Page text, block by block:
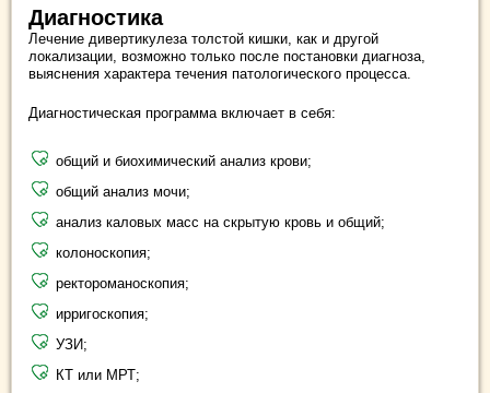
Диагностика
Лечение дивертикулеза толстой кишки, как и другой
локализации, возможно только после постановки диагноза,
выяснения характера течения патологического процесса.
Диагностическая программа включает в себя:
общий и биохимический анализ крови;
общий анализ мочи;
анализ каловых масс на скрытую кровь и общий;
колоноскопия;
ректороманоскопия;
ирригоскопия;
УЗИ;
КТ или МРТ;